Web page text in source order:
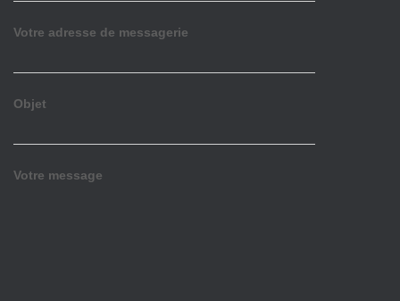
Votre adresse de messagerie
Objet
Votre message